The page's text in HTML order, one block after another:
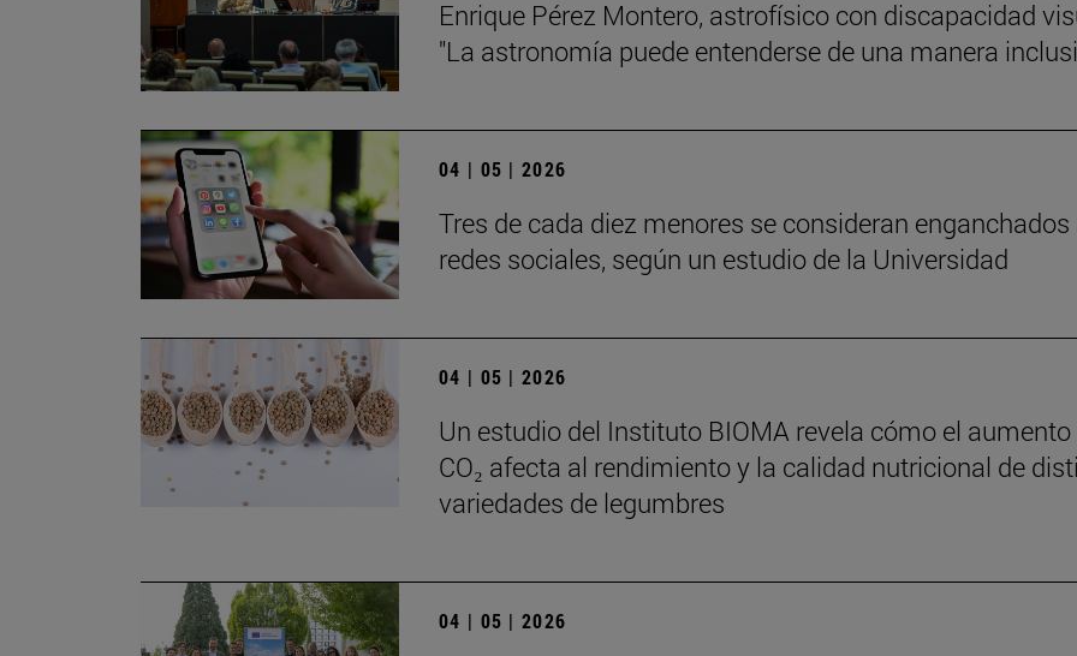
Enrique Pérez Montero, astrofísico con discapacidad
"La astronomía puede entenderse de una manera
04 | 05 | 2026
Tres de cada diez menores se consideran enganchados
redes sociales, según un estudio de la Universidad
04 | 05 | 2026
Un estudio del Instituto BIOMA revela cómo el aumento
CO₂ afecta al rendimiento y la calidad nutricional de
variedades de legumbres
04 | 05 | 2026